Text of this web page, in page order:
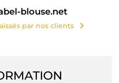
blouse.net
par nos clients chevron_right